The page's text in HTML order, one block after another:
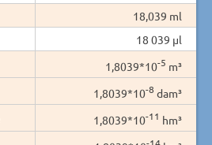
18,039 ml
18 039 µl
1,8039*10-5 m³
1,8039*10-8 dam³
1,8039*10-11 hm³